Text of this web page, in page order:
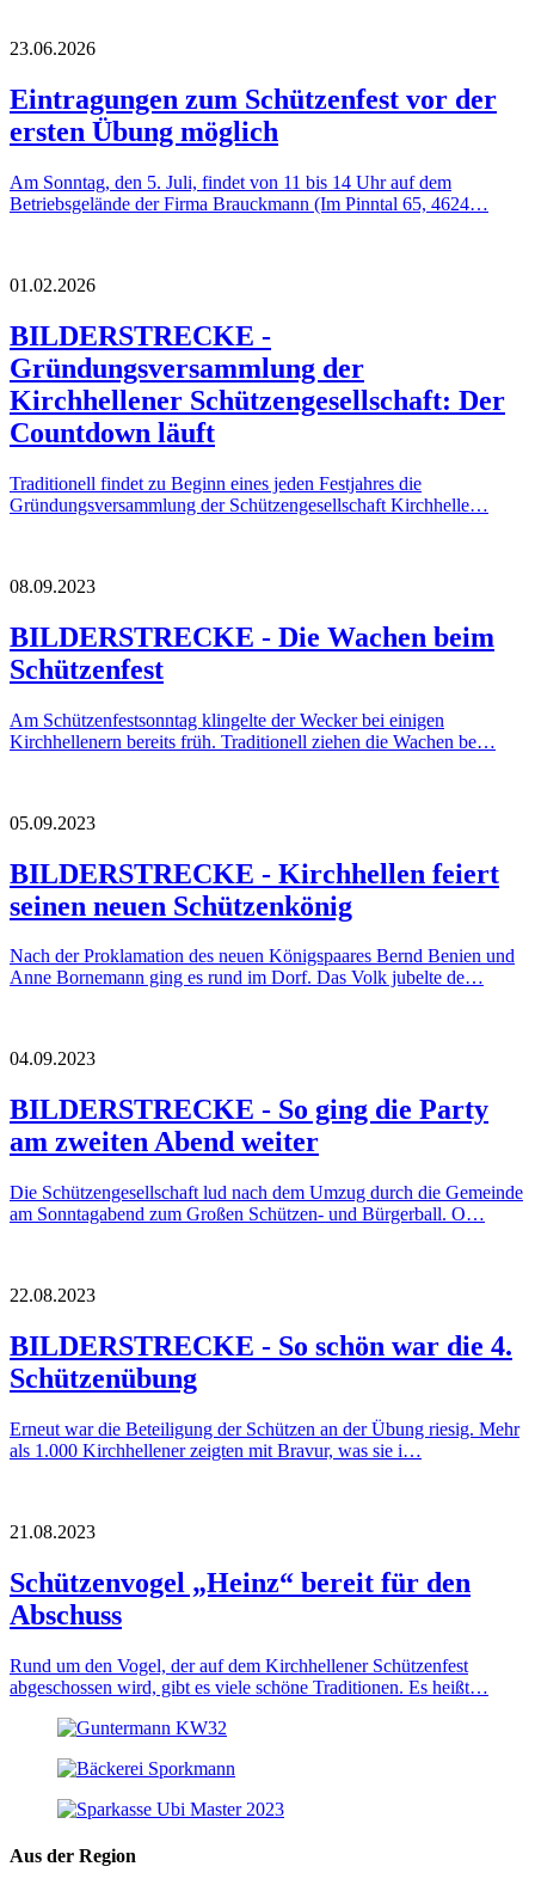
23.06.2026
Eintragungen zum Schützenfest vor der
ersten Übung möglich
Am Sonntag, den 5. Juli, findet von 11 bis 14 Uhr auf dem
Betriebsgelände der Firma Brauckmann (Im Pinntal 65, 4624…
01.02.2026
BILDERSTRECKE -
Gründungsversammlung der
Kirchhellener Schützengesellschaft: Der
Countdown läuft
Traditionell findet zu Beginn eines jeden Festjahres die
Gründungsversammlung der Schützengesellschaft Kirchhelle…
08.09.2023
BILDERSTRECKE - Die Wachen beim
Schützenfest
Am Schützenfestsonntag klingelte der Wecker bei einigen
Kirchhellenern bereits früh. Traditionell ziehen die Wachen be…
05.09.2023
BILDERSTRECKE - Kirchhellen feiert
seinen neuen Schützenkönig
Nach der Proklamation des neuen Königspaares Bernd Benien und
Anne Bornemann ging es rund im Dorf. Das Volk jubelte de…
04.09.2023
BILDERSTRECKE - So ging die Party
am zweiten Abend weiter
Die Schützengesellschaft lud nach dem Umzug durch die Gemeinde
am Sonntagabend zum Großen Schützen- und Bürgerball. O…
22.08.2023
BILDERSTRECKE - So schön war die 4.
Schützenübung
Erneut war die Beteiligung der Schützen an der Übung riesig. Mehr
als 1.000 Kirchhellener zeigten mit Bravur, was sie i…
21.08.2023
Schützenvogel „Heinz“ bereit für den
Abschuss
Rund um den Vogel, der auf dem Kirchhellener Schützenfest
abgeschossen wird, gibt es viele schöne Traditionen. Es heißt…
Aus der Region